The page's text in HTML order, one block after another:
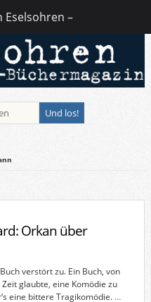
Orkan über
verstört zu. Ein Buch, von
glaubte, eine Komödie zu
eine bittere Tragikomödie. …
Eselsohren –